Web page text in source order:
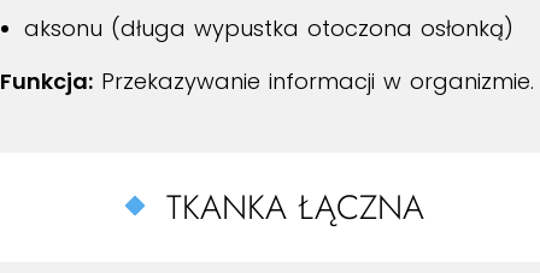
aksonu (długa wypustka otoczona osłonką)
Funkcja: Przekazywanie informacji w organizmie.
TKANKA ŁĄCZNA